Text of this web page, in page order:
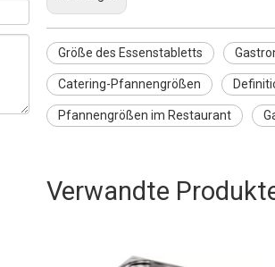
Größe des Essenstabletts
Catering-Pfannengrößen
Pfannengrößen im Restaurant
Verwandte